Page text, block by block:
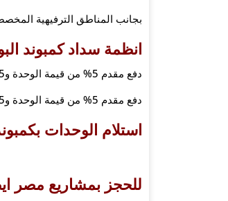
بجانب المناطق الترفيهية
انظمة سداد كمبوند
دفع مقدم 5% من قيمة الوحدة و5% تسدد بعد 3 شهور واقساط تصل الي 8 سنوات
دفع مقدم 5% من قيمة الوحدة و5% تسدد بعد 3 شهور واقساط تصل الي 9 سنوات
استلام الوحدات
للحجز بمشاريع مصر ايطاليا اتصل